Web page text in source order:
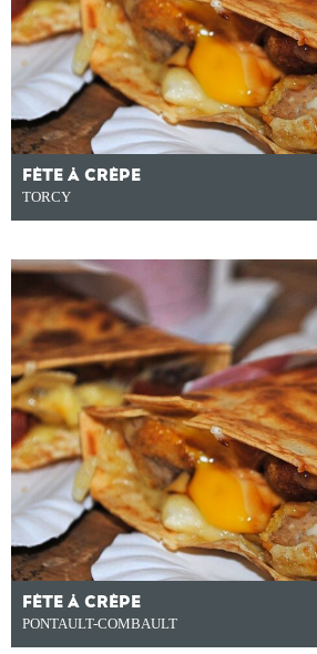
FÊTE À CRÊPE
TORCY
FÊTE À CRÊPE
PONTAULT-COMBAULT